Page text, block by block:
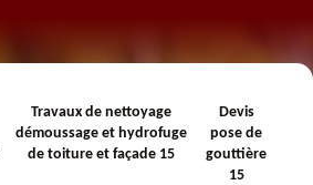
Travaux de nettoyage
démoussage et hydrofuge
de toiture et façade 15
Devis
pose de
gouttière
15